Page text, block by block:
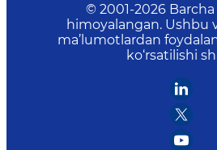
© 2001-2026
himoyalangan. Ushbu
ma’lumotlardan
ko‘rsatilishi